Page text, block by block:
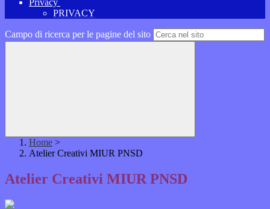
Privacy
PRIVACY
Campo di ricerca per le pagine del sito
Home >
Atelier Creativi MIUR PNSD
Atelier Creativi MIUR PNSD